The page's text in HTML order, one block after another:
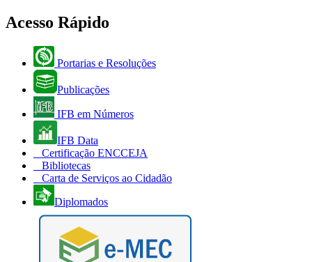
Acesso Rápido
Portarias e Resoluções
Publicações
IFB em Números
IFB Data
Certificação ENCCEJA
Bibliotecas
Carta de Serviços ao Cidadão
Diplomados